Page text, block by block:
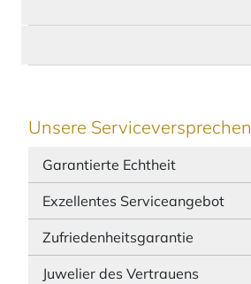
Unsere Serviceversprechen
Garantierte Echtheit
Exzellentes Serviceangebot
Zufriedenheitsgarantie
Juwelier des Vertrauens